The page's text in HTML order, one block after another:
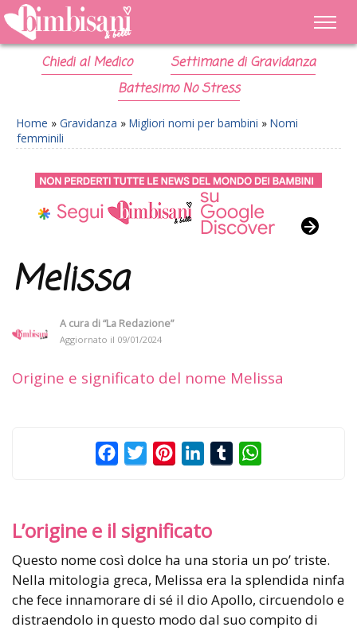
Chiedi al Medico
Settimane di Gravidanza
Battesimo No Stress
Home » Gravidanza » Migliori nomi per bambini » Nomi
femminili
Melissa
A cura di“La Redazione”
Aggiornato il 09/01/2024
Origine e significato del nome Melissa
FacebookTwitterPinterestLinkedInTumblr
L’origine e il significato
Questo nome così dolce ha una storia un po’ triste.
Nella mitologia greca, Melissa era la splendida ninfa
che fece innamorare di sé il dio Apollo, circuendolo e
distraendolo in questo modo dal suo compito di